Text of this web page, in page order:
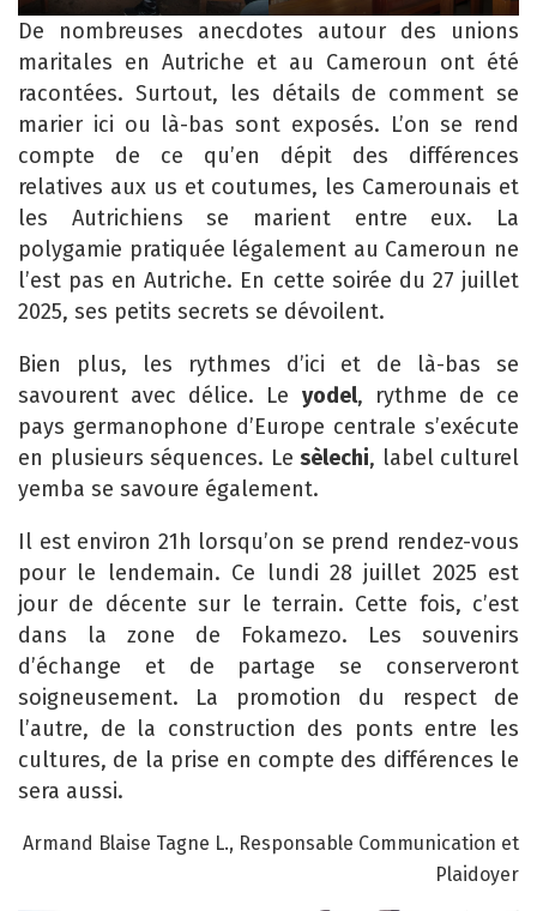
De nombreuses anecdotes autour des unions
maritales en Autriche et au Cameroun ont été
racontées. Surtout, les détails de comment se
marier ici ou là-bas sont exposés. L’on se rend
compte de ce qu’en dépit des différences
relatives aux us et coutumes, les Camerounais et
les Autrichiens se marient entre eux. La
polygamie pratiquée légalement au Cameroun ne
l’est pas en Autriche. En cette soirée du 27 juillet
2025, ses petits secrets se dévoilent.
Bien plus, les rythmes d’ici et de là-bas se
savourent avec délice. Le yodel, rythme de ce
pays germanophone d’Europe centrale s’exécute
en plusieurs séquences. Le sèlechi, label culturel
yemba se savoure également.
Il est environ 21h lorsqu’on se prend rendez-vous
pour le lendemain. Ce lundi 28 juillet 2025 est
jour de décente sur le terrain. Cette fois, c’est
dans la zone de Fokamezo. Les souvenirs
d’échange et de partage se conserveront
soigneusement. La promotion du respect de
l’autre, de la construction des ponts entre les
cultures, de la prise en compte des différences le
sera aussi.
Armand Blaise Tagne L., Responsable Communication et
Plaidoyer